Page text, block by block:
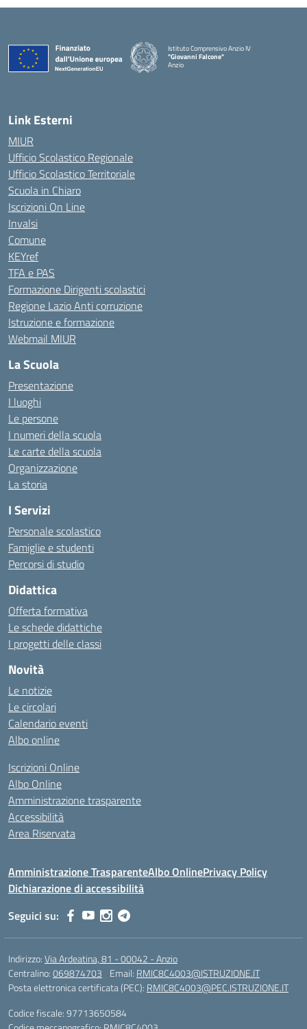
Istituto Comprensivo Anzio IV
"Giovanni Falcone"
Anzio
Link Esterni
MIUR
Ufficio Scolastico Regionale
Ufficio Scolastico Territoriale
Scuola in Chiaro
Iscrizioni On Line
Invalsi
Comune
KEYref
TFA e PAS
Formazione Dirigenti scolastici
Regione Lazio Anti corruzione
Istruzione e formazione
Webmail MIUR
La Scuola
Presentazione
I luoghi
Le persone
I numeri della scuola
Le carte della scuola
Organizzazione
La storia
I Servizi
Personale scolastico
Famiglie e studenti
Percorsi di studio
Didattica
Offerta formativa
Le schede didattiche
I progetti delle classi
Novità
Le notizie
Le circolari
Calendario eventi
Albo online
Iscrizioni Online
Albo Online
Amministrazione trasparente
Accessibilità
Area Riservata
Amministrazione TrasparenteAlbo OnlinePrivacy Policy
Dichiarazione di accessibilità
Seguici su:
Indirizzo:Via Ardeatina, 81 - 00042 - Anzio
Centralino:069874703 Email: RMIC8C4003@ISTRUZIONE.IT
Posta elettronica certificata (PEC): RMIC8C4003@PEC.ISTRUZIONE.IT
Codice fiscale: 97713650584